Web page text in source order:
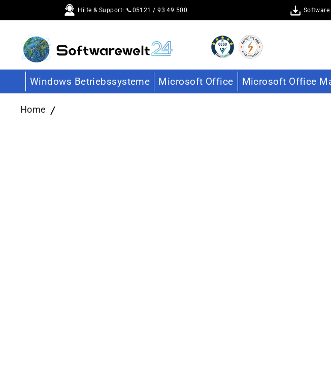
Hilfe & Support: 📞05121 / 93 49 500
Windows Betriebssysteme Microsoft Office Microsoft Office
Home